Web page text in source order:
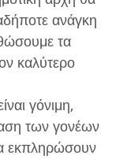
ανάγκη
τα
καλύτερο
γόνιμη,
των γονέων
εκπληρώσουν